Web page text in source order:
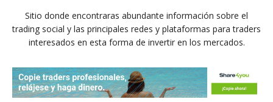
Sitio donde encontraras abundante información sobre el
trading social y las principales redes y plataformas para traders
interesados en esta forma de invertir en los mercados.